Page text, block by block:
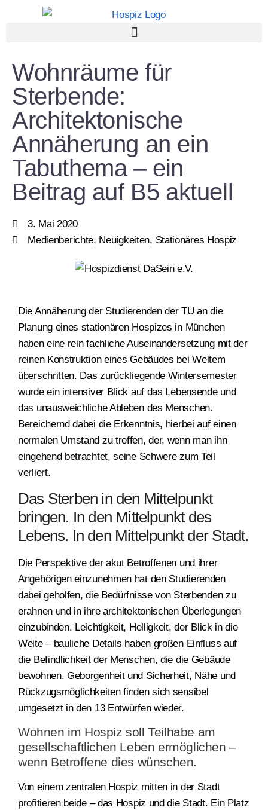
Wohnräume für
Sterbende:
Architektonische
Annäherung an ein
Tabuthema – ein
Beitrag auf B5 aktuell
3. Mai 2020
Medienberichte, Neuigkeiten, Stationäres Hospiz
Die Annäherung der Studierenden der TU an die
Planung eines stationären Hospizes in München
haben eine rein fachliche Auseinandersetzung mit der
reinen Konstruktion eines Gebäudes bei Weitem
überschritten. Das zurückliegende Wintersemester
wurde ein intensiver Blick auf das Lebensende und
das unausweichliche Ableben des Menschen.
Bereichernd dabei die Erkenntnis, hierbei auf einen
normalen Umstand zu treffen, der, wenn man ihn
eingehend betrachtet, seine Schwere zum Teil
verliert.
Das Sterben in den Mittelpunkt
bringen. In den Mittelpunkt des
Lebens. In den Mittelpunkt der Stadt.
Die Perspektive der akut Betroffenen und ihrer
Angehörigen einzunehmen hat den Studierenden
dabei geholfen, die Bedürfnisse von Sterbenden zu
erahnen und in ihre architektonischen Überlegungen
einzubinden. Leichtigkeit, Helligkeit, der Blick in die
Weite – bauliche Details haben großen Einfluss auf
die Befindlichkeit der Menschen, die die Gebäude
bewohnen. Geborgenheit und Sicherheit, Nähe und
Rückzugsmöglichkeiten finden sich sensibel
umgesetzt in den 13 Entwürfen wieder.
Wohnen im Hospiz soll Teilhabe am
gesellschaftlichen Leben ermöglichen –
wenn Betroffene dies wünschen.
Von einem zentralen Hospiz mitten in der Stadt
profitieren beide – das Hospiz und die Stadt. Ein Platz